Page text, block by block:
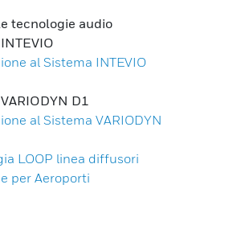
tecnologie audio
al Sistema INTEVIO
D1
al Sistema VARIODYN
LOOP linea diffusori
per Aeroporti